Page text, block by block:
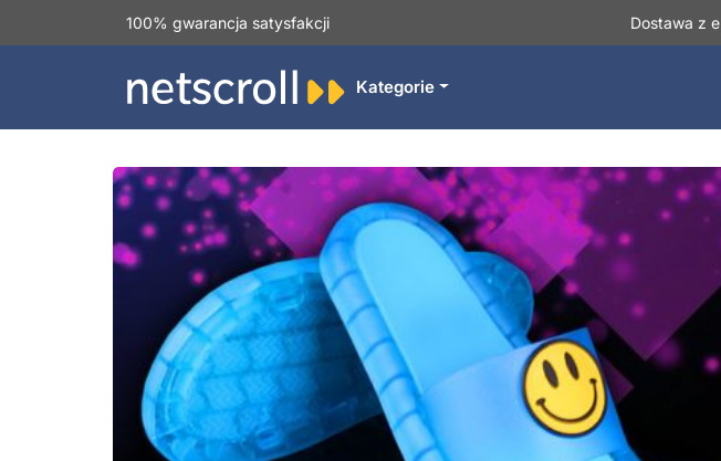
100% gwarancja satysfakcji Dostawa z
Kategorie